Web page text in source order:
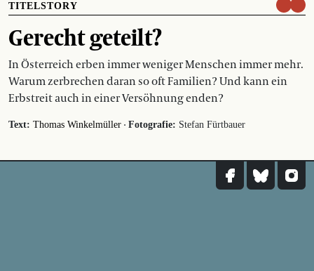
TITELSTORY
Gerecht geteilt?
In Österreich erben immer weniger Menschen immer mehr.
Warum zerbrechen daran so oft Familien? Und kann ein
Erbstreit auch in einer Versöhnung enden?
Text: Thomas Winkelmüller · Fotografie: Stefan Fürtbauer